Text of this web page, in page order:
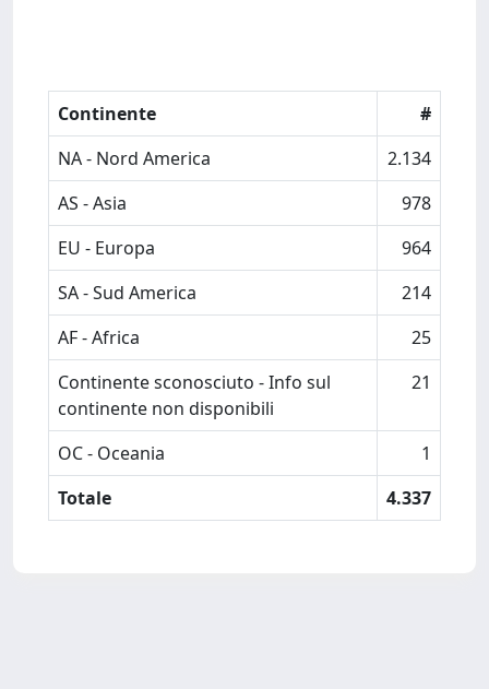
Continente
#
NA - Nord America
2.134
AS - Asia
978
EU - Europa
964
SA - Sud America
214
AF - Africa
25
Continente sconosciuto - Info sul
continente non disponibili
21
OC - Oceania
1
Totale
4.337